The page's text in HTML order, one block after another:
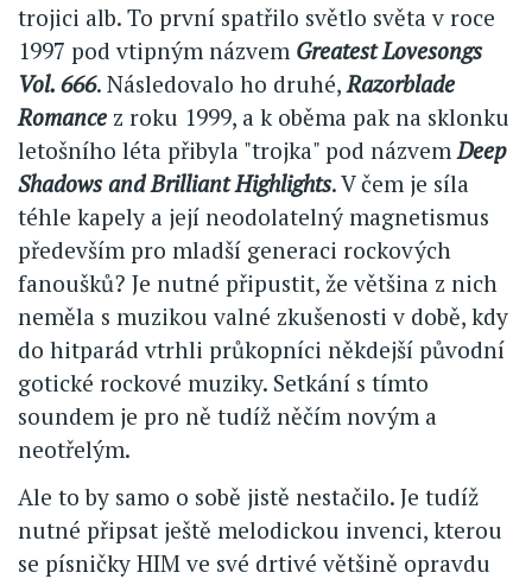
trojici alb. To první spatřilo světlo světa v roce
1997 pod vtipným názvem Greatest Lovesongs
Vol. 666. Následovalo ho druhé, Razorblade
Romance z roku 1999, a k oběma pak na sklonku
letošního léta přibyla "trojka" pod názvem Deep
Shadows and Brilliant Highlights. V čem je síla
téhle kapely a její neodolatelný magnetismus
především pro mladší generaci rockových
fanoušků? Je nutné připustit, že většina z nich
neměla s muzikou valné zkušenosti v době, kdy
do hitparád vtrhli průkopníci někdejší původní
gotické rockové muziky. Setkání s tímto
soundem je pro ně tudíž něčím novým a
neotřelým.
Ale to by samo o sobě jistě nestačilo. Je tudíž
nutné připsat ještě melodickou invenci, kterou
se písničky HIM ve své drtivé většině opravdu